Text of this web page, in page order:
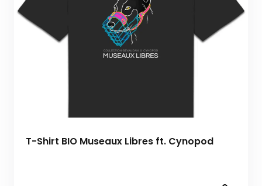
T-Shirt BIO Museaux Libres ft. Cynopod